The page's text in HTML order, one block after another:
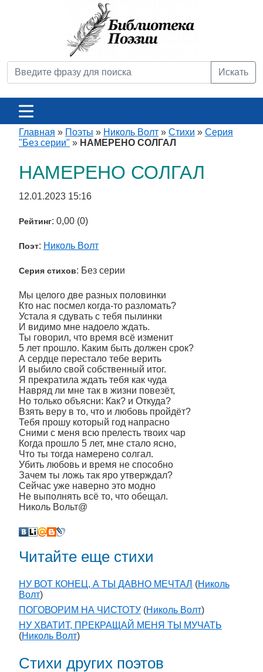
Искать
Главная » Поэты » Николь Волт » Стихи » Серия
"Без серии" » НАМЕРЕНО СОЛГАЛ
НАМЕРЕНО СОЛГАЛ
12.01.2023 15:16
Рейтинг: 0,00 (0)
Поэт: Николь Волт
Серия стихов: Без серии
Мы целого две разных половинки
Кто нас посмел когда-то разломать?
Устала я сдувать с тебя пылинки
И видимо мне надоело ждать.
Ты говорил, что время всё изменит
5 лет прошло. Каким быть должен срок?
А сердце перестало тебе верить
И выбило свой собственный итог.
Я прекратила ждать тебя как чуда
Навряд ли мне так в жизни повезёт,
Но только объясни: Как? и Откуда?
Взять веру в то, что и любовь пройдёт?
Тебя прошу который год напрасно
Сними с меня всю прелесть твоих чар
Когда прошло 5 лет, мне стало ясно,
Что ты тогда намерено солгал.
Убить любовь и время не способно
Зачем ты ложь так яро утверждал?
Сейчас уже наверно это модно
Не выполнять всё то, что обещал.
Николь Вольт@
Читайте еще стихи
НУ ВОТ КОНЕЦ, А ТЫ ДАВНО МЕЧТАЛ (Николь
Волт)
ПОГОВОРИМ НА ЧИСТОТУ (Николь Волт)
НУ ХВАТИТ, ПРЕКРАЩАЙ МЕНЯ ТЫ МУЧАТЬ
(Николь Волт)
Стихи других поэтов